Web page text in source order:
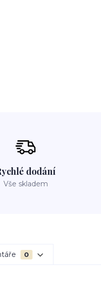
dodání
Vše skladem
0